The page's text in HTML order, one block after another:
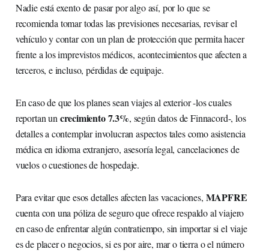
Nadie está exento de pasar por algo así, por lo que se
recomienda tomar todas las previsiones necesarias, revisar el
vehículo y contar con un plan de protección que permita hacer
frente a los imprevistos médicos, acontecimientos que afecten a
terceros, e incluso, pérdidas de equipaje.
En caso de que los planes sean viajes al exterior -los cuales
reportan un crecimiento 7.3%, según datos de Finnacord-, los
detalles a contemplar involucran aspectos tales como asistencia
médica en idioma extranjero, asesoría legal, cancelaciones de
vuelos o cuestiones de hospedaje.
Para evitar que esos detalles afecten las vacaciones, MAPFRE
cuenta con una póliza de seguro que ofrece respaldo al viajero
en caso de enfrentar algún contratiempo, sin importar si el viaje
es de placer o negocios, si es por aire, mar o tierra o el número